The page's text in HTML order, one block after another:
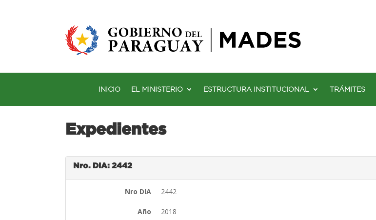
INICIO EL MINISTERIO ESTRUCTURA INSTITUCIONAL TRÁMITES
Expedientes
Nro. DIA: 2442
Nro DIA 2442
Año 2018